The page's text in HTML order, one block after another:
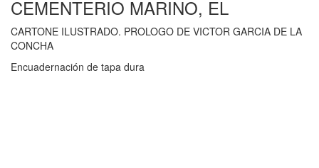
CEMENTERIO MARINO, EL
CARTONE ILUSTRADO. PROLOGO DE VICTOR GARCIA DE LA
CONCHA
Encuadernación de tapa dura